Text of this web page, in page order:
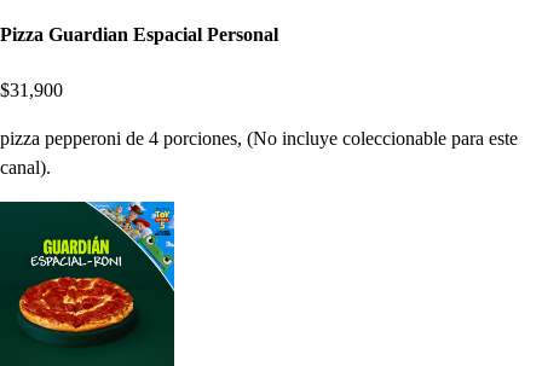
Pizza Guardian Espacial Personal
$31,900
pizza pepperoni de 4 porciones, (No incluye coleccionable para este
canal).